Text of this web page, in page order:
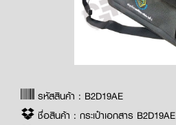
รหัสสินค้า : B2D19AE
ชื่อสินค้า : กระเป๋าเอกสาร B2D19AE